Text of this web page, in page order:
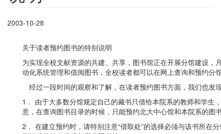
2003-10-28
关于读者预约图书的特别说明
为实现全校文献资源的共建、共享，图书馆正在开展分馆建设
动化系统管理和借阅图书，全校读者都可以在网上查询和预约分
经过一段时间的观察和了解，在读者预约图书方面，我们也发
1． 由于大多数分馆规定自己的藏书只借给本院系的教师和学生
意，在查询图书目录的时候，只能预约北大中心馆和本院系的图
2． 在建立预约时，请特别注意“借取处”的选择必须与该书所在